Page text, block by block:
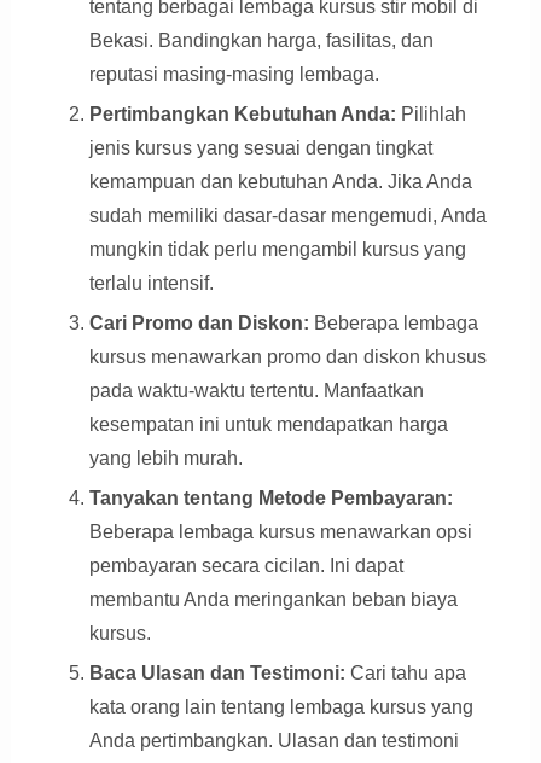
tentang berbagai lembaga kursus stir mobil di
Bekasi. Bandingkan harga, fasilitas, dan
reputasi masing-masing lembaga.
Pertimbangkan Kebutuhan Anda: Pilihlah
jenis kursus yang sesuai dengan tingkat
kemampuan dan kebutuhan Anda. Jika Anda
sudah memiliki dasar-dasar mengemudi, Anda
mungkin tidak perlu mengambil kursus yang
terlalu intensif.
Cari Promo dan Diskon: Beberapa lembaga
kursus menawarkan promo dan diskon khusus
pada waktu-waktu tertentu. Manfaatkan
kesempatan ini untuk mendapatkan harga
yang lebih murah.
Tanyakan tentang Metode Pembayaran:
Beberapa lembaga kursus menawarkan opsi
pembayaran secara cicilan. Ini dapat
membantu Anda meringankan beban biaya
kursus.
Baca Ulasan dan Testimoni: Cari tahu apa
kata orang lain tentang lembaga kursus yang
Anda pertimbangkan. Ulasan dan testimoni